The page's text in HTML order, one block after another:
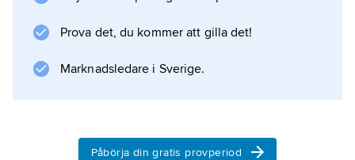
(’Herr Courpières sista inkarnation’, 1937).
Under pseudonymen
Lancelot
med Pétain-regimen och uteslöts ur Franska
Prova det, du kommer att gilla det!
Marknadsledare i Sverige.
Påbörja din gratis provperiod